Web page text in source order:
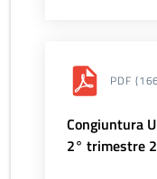
PDF
Congiuntura
2° trimestre